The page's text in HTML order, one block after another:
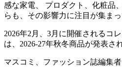
感な家電、 プロダクト、化粧品
らも、その影響力に注目が集まっ
2026年2月、3月に開催されるコ
は、2026-27年秋冬商品が発表さ
マスコミ、ファッション誌編集